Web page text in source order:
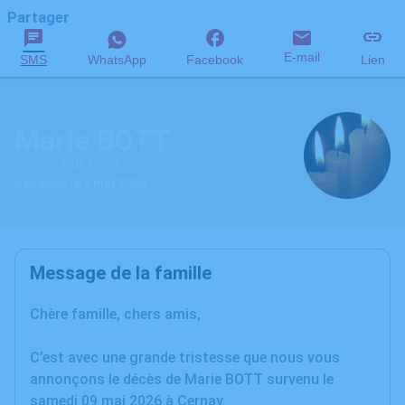
Partager
SMS WhatsApp Facebook E-mail Lien
Message de la famille
Chère famille, chers amis,
C’est avec une grande tristesse que nous vous
annonçons le décès de Marie BOTT survenu le
samedi 09 mai 2026 à Cernay.